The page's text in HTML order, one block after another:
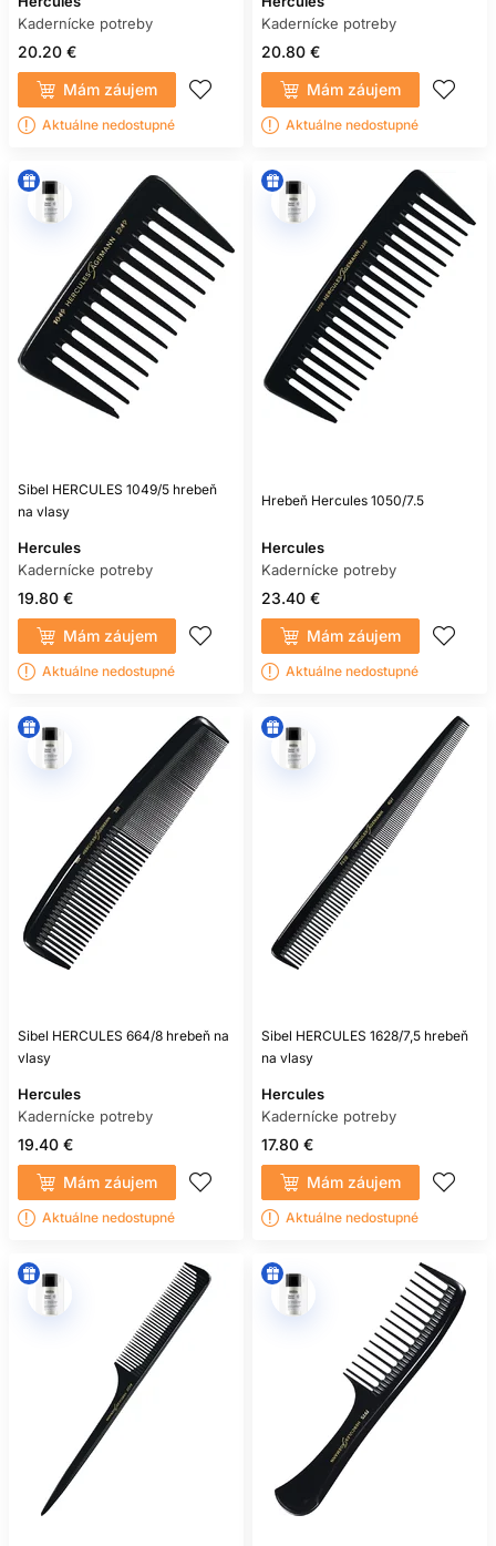
Kadernícke potreby
20.20 €
Mám záujem
Aktuálne nedostupné
Kadernícke potreby
20.80 €
Mám záujem
Aktuálne nedostupné
Sibel HERCULES 1049/5 hrebeň
na vlasy
Hercules
Kadernícke potreby
19.80 €
Mám záujem
Aktuálne nedostupné
Hrebeň Hercules 1050/7.5
Hercules
Kadernícke potreby
23.40 €
Mám záujem
Aktuálne nedostupné
Sibel HERCULES 664/8 hrebeň na
vlasy
Hercules
Kadernícke potreby
19.40 €
Mám záujem
Aktuálne nedostupné
Sibel HERCULES 1628/7,5 hrebeň
na vlasy
Hercules
Kadernícke potreby
17.80 €
Mám záujem
Aktuálne nedostupné